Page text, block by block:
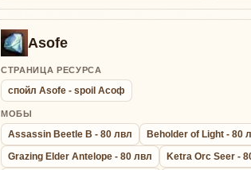
Asofe
СТРАНИЦА РЕСУРСА
спойл Asofe - spoil Асоф
МОБЫ
Assassin Beetle B - 80 лвл
Beholder of Light - 80
Grazing Elder Antelope - 80 лвл
Ketra Orc Seer -